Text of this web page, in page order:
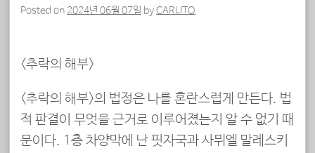
Posted on 2024년 06월 07일 byCARLITO
<추락의 해부>
<추락의 해부>의 법정은 나를 혼란스럽게 만든다. 법
적 판결이 무엇을 근거로 이루어졌는지 알 수 없기 때
문이다. 1층 차양막에 난 핏자국과 사뮈엘 말레스키